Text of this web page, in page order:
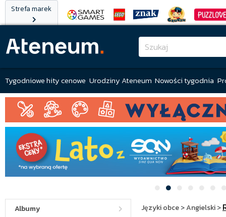
Strefa marek
Tygodniowe hity cenowe Urodziny Ateneum Nowości tygodnia
Albumy
Języki obce>Angielski>